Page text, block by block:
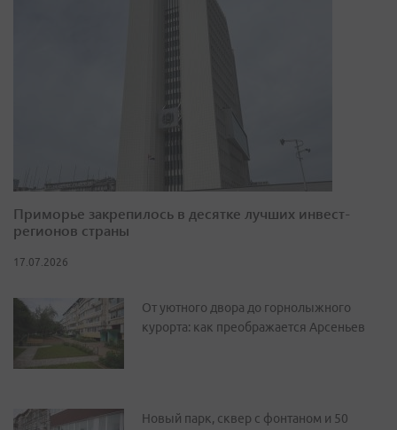
Приморье закрепилось в десятке лучших инвест-
регионов страны
17.07.2026
От уютного двора до горнолыжного
курорта: как преображается Арсеньев
Новый парк, сквер с фонтаном и 50